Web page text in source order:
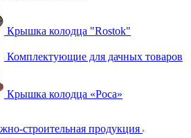
Крышка колодца "Rostok"
Комплектующие для дачных товаров
Крышка колодца «Роса»
строительная продукция